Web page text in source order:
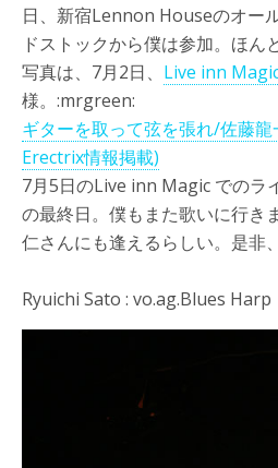
日、新宿Lennon Houseのオー
ドストックから僕は参加。ほん
写真は、7月2日、 Live inn
様。:mrgreen:
ギターを取って弦を張れ/佐藤
Erectrix情報掲載)
7月5日のLive inn Magic でのラ
の最終日。僕もまた歌いに行きま
仁さんにも逢えるらしい。是非
Ryuichi Sato : vo.ag.Blues Harp